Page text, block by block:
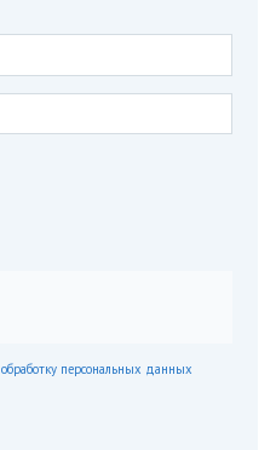
обработку персональных данных